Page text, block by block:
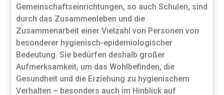
Gemeinschaftseinrichtungen, so auch Schulen, sind
durch das Zusammenleben und die
Zusammenarbeit einer Vielzahl von Personen von
besonderer hygienisch-epidemiologischer
Bedeutung. Sie bedürfen deshalb großer
Aufmerksamkeit, um das Wohlbefinden, die
Gesundheit und die Erziehung zu hygienischem
Verhalten – besonders auch im Hinblick auf